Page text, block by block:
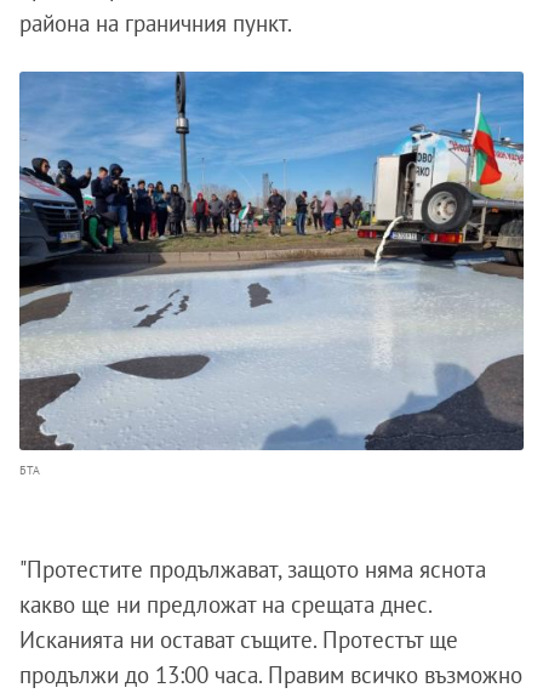
района на граничния пункт.
БТА
"Протестите продължават, защото няма яснота
какво ще ни предложат на срещата днес.
Исканията ни остават същите. Протестът ще
продължи до 13:00 часа. Правим всичко възможно